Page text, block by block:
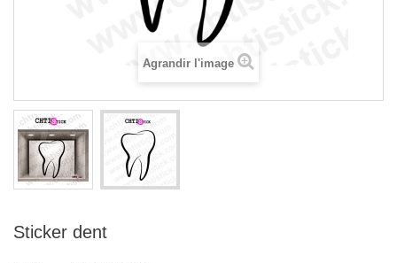
Agrandir l'image
Sticker dent